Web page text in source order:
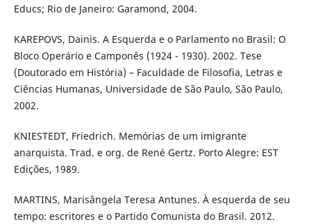
Educs; Rio de Janeiro: Garamond, 2004.
KAREPOVS, Dainis. A Esquerda e o Parlamento no Brasil: O
Bloco Operário e Camponês (1924 - 1930). 2002. Tese
(Doutorado em História) – Faculdade de Filosofia, Letras e
Ciências Humanas, Universidade de São Paulo, São Paulo,
2002.
KNIESTEDT, Friedrich. Memórias de um imigrante
anarquista. Trad. e org. de René Gertz. Porto Alegre: EST
Edições, 1989.
MARTINS, Marisângela Teresa Antunes. À esquerda de seu
tempo: escritores e o Partido Comunista do Brasil. 2012.